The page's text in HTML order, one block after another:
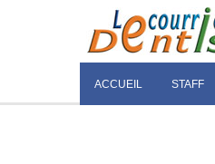
ACCUEIL STAFF